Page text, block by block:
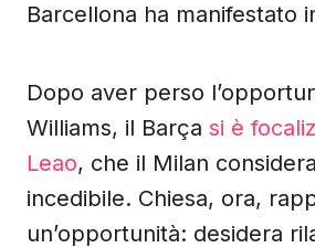
Barcellona ha manifestato
Dopo aver perso
Williams, il Barça si è
Leao, che il Milan
incedibile. Chiesa, ora,
un’opportunità: desidera